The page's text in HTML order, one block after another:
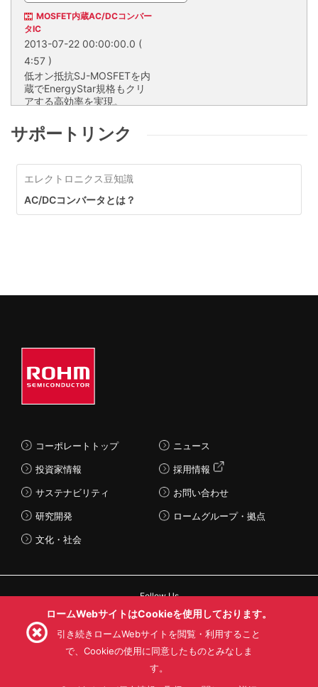
MOSFET内蔵AC/DCコンバー
タIC
2013-07-22 00:00:00.0 (
4:57 )
低オン抵抗SJ-MOSFETを内
蔵でEnergyStar規格もクリ
アする高効率を実現。
EnergyStar規格もクリアする高効
率を実現。
AC/DCコンバータIC (PWM
/ 疑似共振)
サポートリンク
エレクトロニクス豆知識
AC/DCコンバータとは？
コーポレートトップ
投資家情報
サステナビリティ
研究開発
文化・社会
ニュース
採用情報
お問い合わせ
ロームグループ・拠点
Follow Us
利用目的
ロームWebサイトはCookieを使用しております。
引き続きロームWebサイトを閲覧・利用すること
で、Cookieの使用に同意したものとみなしま
す。